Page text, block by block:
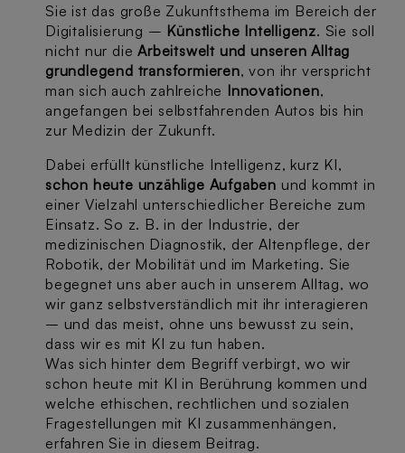
Sie ist das große Zukunftsthema im Bereich der
Digitalisierung – Künstliche Intelligenz. Sie soll
nicht nur dieArbeitswelt und unseren Alltag
grundlegend transformieren, von ihr verspricht
man sich auch zahlreiche Innovationen,
angefangen bei selbstfahrenden Autos bis hin
zur Medizin der Zukunft.
Dabei erfüllt künstliche Intelligenz, kurz KI,
schon heute unzählige Aufgaben und kommt in
einer Vielzahl unterschiedlicher Bereiche zum
Einsatz. So z. B. in der Industrie, der
medizinischen Diagnostik, der Altenpflege, der
Robotik, der Mobilität und im Marketing. Sie
begegnet uns aber auch in unserem Alltag, wo
wir ganz selbstverständlich mit ihr interagieren
– und das meist, ohne uns bewusst zu sein,
dass wir es mit KI zu tun haben.
Was sich hinter dem Begriff verbirgt, wo wir
schon heute mit KI in Berührung kommen und
welche ethischen, rechtlichen und sozialen
Fragestellungen mit KI zusammenhängen,
erfahren Sie in diesem Beitrag.